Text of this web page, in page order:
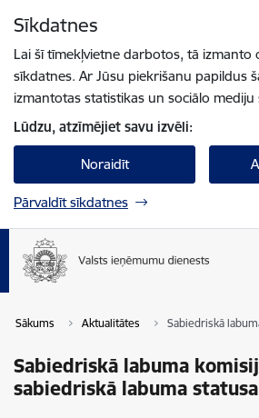
Sīkdatnes
Lai šī tīmekļvietne darbotos, tā izmanto
sīkdatnes. Ar Jūsu piekrišanu papildus
izmantotas statistikas un sociālo mediju
Lūdzu, atzīmējiet savu izvēli:
Noraidīt
Pārvaldīt sīkdatnes
Sākums Aktualitātes Sabiedriskā
Sabiedriskā labuma
sabiedriskā labuma